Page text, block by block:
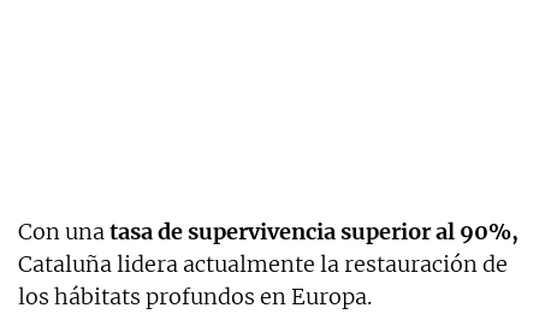
Con unatasa de supervivencia superior al 90%,
Cataluña lidera actualmente la restauración de
los hábitats profundos en Europa.